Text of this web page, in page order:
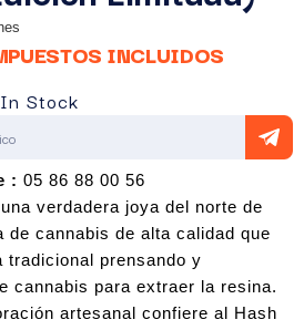
INCLUIDOS
Stock
: 05 86 88 00 56
verdadera joya del norte de
de cannabis de alta calidad que
tradicional prensando y
cannabis para extraer la resina.
artesanal confiere al Hash